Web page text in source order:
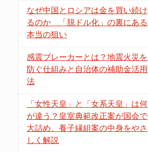
なぜ中国とロシアは金を買い続け
るのか 「脱ドル化」の裏にある
本当の狙い
感震ブレーカーとは？地震火災を
防ぐ仕組みと自治体の補助金活用
法
「女性天皇」と「女系天皇」は何
が違う？皇室典範改正案が国会で
大詰め、養子縁組案の中身をやさ
しく解説